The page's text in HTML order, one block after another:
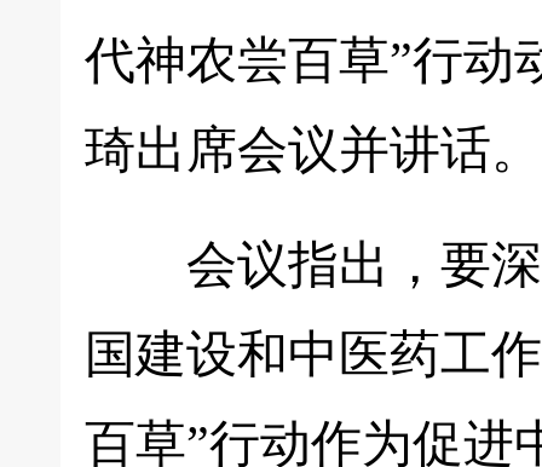
代神农尝百草”行动
琦出席会议并讲话。
会议指出，要深
国建设和中医药工
百草”行动作为促进